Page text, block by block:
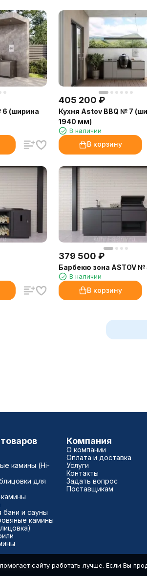
6 (ширина
405 200 ₽
Кухня Astov BBQ № 7
1940 мм)
В наличии
В корзину
379 500 ₽
Барбекю зона ASTOV №
В наличии
В корзину
камины (Hi-
для
бани и сауны
камины
Компания
О компании
Оплата и доставка
Услуги
Контакты
Задать вопрос
Поставщикам
сайту работать лучше. Если Вы